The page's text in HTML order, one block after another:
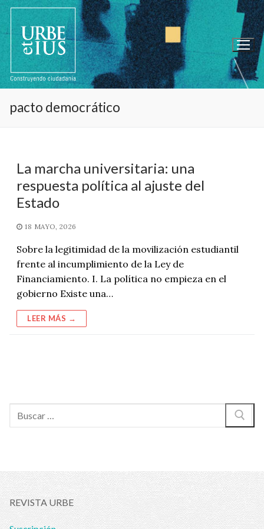
Ir
contenido
pacto democrático
La marcha universitaria: una
respuesta política al ajuste del
Estado
18 MAYO, 2026
Sobre la legitimidad de la movilización estudiantil
frente al incumplimiento de la Ley de
Financiamiento. I. La política no empieza en el
gobierno Existe una…
LEER MÁS →
REVISTA URBE